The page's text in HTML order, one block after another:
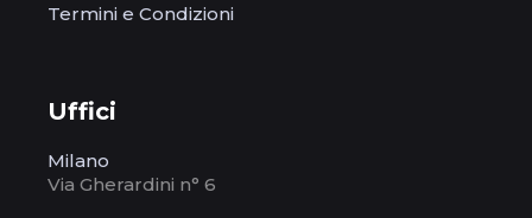
Termini e Condizioni
Uffici
Milano
Via Gherardini n° 6